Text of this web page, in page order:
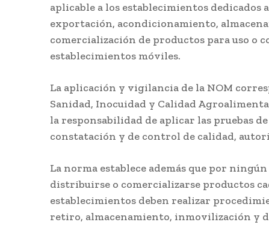
aplicable a los establecimientos
exportación, acondicionamiento,
comercialización de productos para uso o
establecimientos móviles.
La aplicación y vigilancia de la NOM
Sanidad, Inocuidad y Calidad
la responsabilidad de aplicar las pruebas
constatación y de control de calidad,
La norma establece además que por
distribuirse o comercializarse productos
establecimientos deben realizar
retiro, almacenamiento, inmovilización y